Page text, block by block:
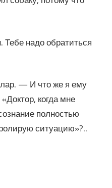
надо обратиться
— И что же я ему
когда мне
полностью
ситуацию»?..